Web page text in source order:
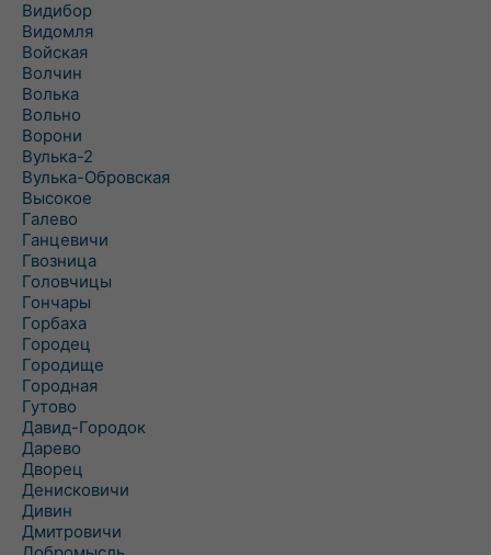
Видибор
Видомля
Войская
Волчин
Волька
Вольно
Ворони
Вулька-2
Вулька-Обровская
Высокое
Галево
Ганцевичи
Гвозница
Головчицы
Гончары
Горбаха
Городец
Городище
Городная
Гутово
Давид-Городок
Дарево
Дворец
Денисковичи
Дивин
Дмитровичи